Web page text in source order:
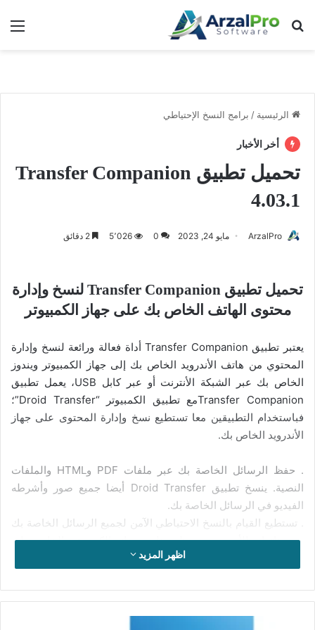
بحث عن
الرئيسية / برامج النسخ الإحتياطي
أخر الأخبار
تحميل تطبيق Transfer Companion
4.03.1
ArzalPro مايو 24, 2023 0 5٬026
تحميل تطبيق Transfer Companion لنسخ وإدارة
محتوى الهاتف الخاص بك على جهاز الكمبيوتر
يعتبر تطبيق Transfer Companion أداة فعالة ورائعة لنسخ وإدارة
المحتوي من هاتف الأندرويد الخاص بك إلى جهاز الكمبيوتر ويندوز
الخاص بك عبر الشبكة الأنترنت أو عبر كابل USB، يعمل تطبيق
Transfer Companionمع تطبيق الكمبيوتر “Droid Transfer”؛
فباستخدام التطبيقين معا تستطيع نسخ وإدارة المحتوى على جهاز
الأندرويد الخاص بك.
. حفظ الرسائل الخاصة بك عبر ملفات PDF وHTML والملفات
النصية. ينسخ تطبيق Droid Transfer أيضا جميع صور وأشرطه
الفيديو في الرسائل الخاصة بك.
. تستطيع القيام بالنسخ الاحتياطي الآمن لجميع الرسائل الخاصة بك
من هاتفك الأندرويد وحفظه على جهاز الكمبيوتر الخاص بك،
واستعاده الرسائل المحفوظة على جهاز الكمبيوتر الخاص بك إلى
. يمكنك القيام بنسخ الموسيقي من وإلى بين جهاز الأندرويد وجهاز
اظهر المزيد